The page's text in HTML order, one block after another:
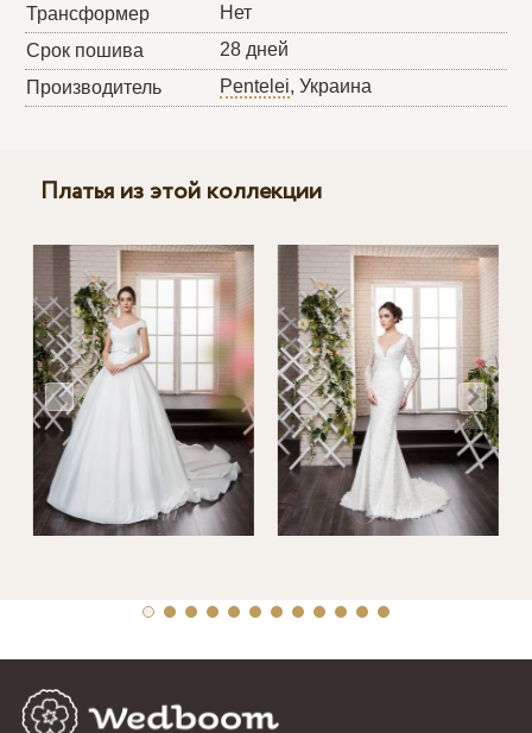
Трансформер
Нет
Срок пошива
28 дней
Производитель
Pentelei, Украина
Платья из этой коллекции